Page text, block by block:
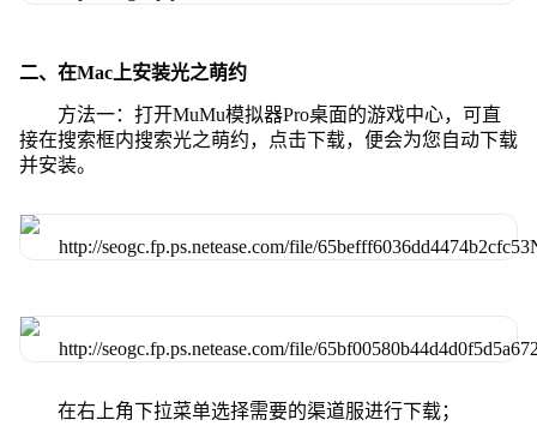
二、在Mac上安装光之萌约
方法一：打开MuMu模拟器Pro桌面的游戏中心，可直
接在搜索框内搜索光之萌约，点击下载，便会为您自动下载
并安装。
在右上角下拉菜单选择需要的渠道服进行下载；